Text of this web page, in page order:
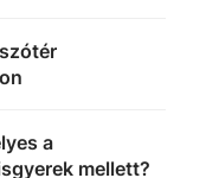
a
mellett?